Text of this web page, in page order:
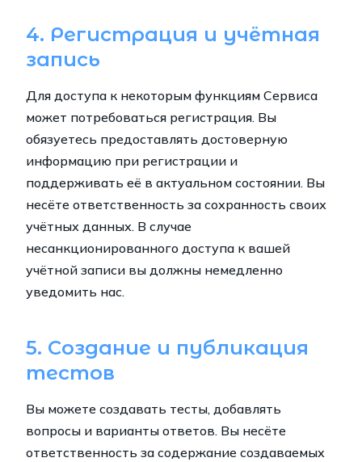
4. Регистрация и учётная
запись
Для доступа к некоторым функциям Сервиса
может потребоваться регистрация. Вы
обязуетесь предоставлять достоверную
информацию при регистрации и
поддерживать её в актуальном состоянии. Вы
несёте ответственность за сохранность своих
учётных данных. В случае
несанкционированного доступа к вашей
учётной записи вы должны немедленно
уведомить нас.
5. Создание и публикация
тестов
Вы можете создавать тесты, добавлять
вопросы и варианты ответов. Вы несёте
ответственность за содержание создаваемых